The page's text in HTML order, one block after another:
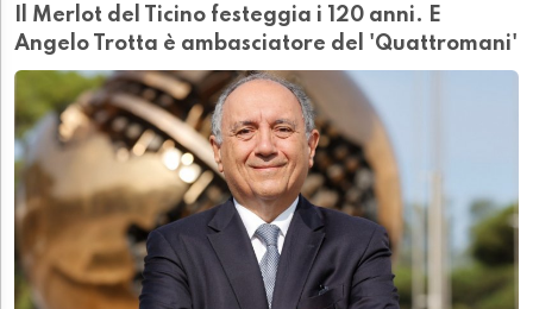
Il Merlot del Ticino festeggia i 120 anni. E
Angelo Trotta è ambasciatore del 'Quattromani'